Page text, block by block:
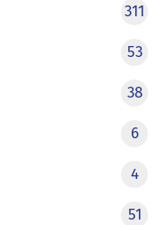
311
53
38
6
4
51